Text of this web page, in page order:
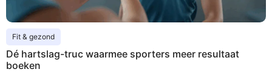
Fit & gezond
Dé hartslag-truc waarmee sporters meer resultaat
boeken